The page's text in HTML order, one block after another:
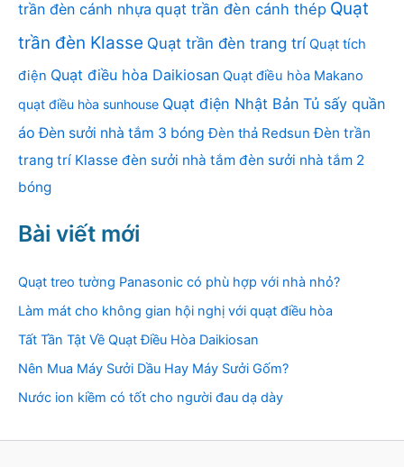
trần đèn cánh nhựa quạt trần đèn cánh thép Quạt
trần đèn Klasse Quạt trần đèn trang trí Quạt tích
điện Quạt điều hòa Daikiosan Quạt điều hòa Makano
quạt điều hòa sunhouse Quạt điện Nhật Bản Tủ sấy quần
áo Đèn sưởi nhà tắm 3 bóng Đèn thả Redsun Đèn trần
trang trí Klasse đèn sưởi nhà tắm đèn sưởi nhà tắm 2
bóng
Bài viết mới
Quạt treo tường Panasonic có phù hợp với nhà nhỏ?
Làm mát cho không gian hội nghị với quạt điều hòa
Tất Tần Tật Về Quạt Điều Hòa Daikiosan
Nên Mua Máy Sưởi Dầu Hay Máy Sưởi Gốm?
Nước ion kiềm có tốt cho người đau dạ dày